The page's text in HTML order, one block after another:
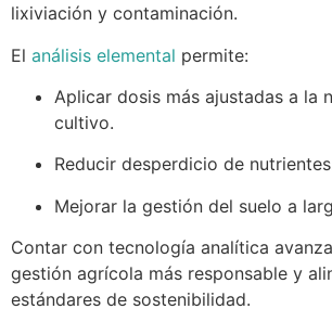
lixiviación y contaminación.
El análisis elemental permite:
Aplicar dosis más ajustadas a la
cultivo.
Reducir desperdicio de
Mejorar la gestión del suelo a
Contar con tecnología analítica
gestión agrícola más responsable y
estándares de sostenibilidad.